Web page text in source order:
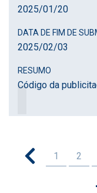
2025/01/20
DATA DE FIM DE
2025/02/03
RESUMO
Código da
1 2